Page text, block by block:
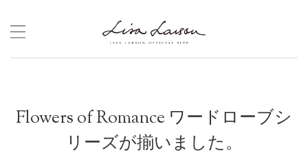
content
Flowers of Romance ワードローブシ
リーズが揃いました。